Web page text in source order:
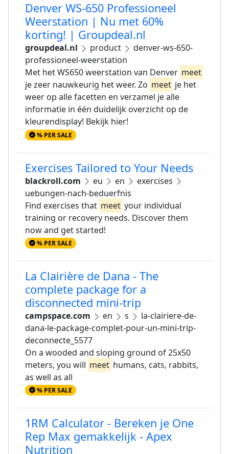
Denver WS-650 Professioneel
Weerstation | Nu met 60%
korting! | Groupdeal.nl
groupdeal.nl product
denver-ws-650-
professioneel-weerstation
Met het WS650 weerstation van Denver meet
je zeer nauwkeurig het weer. Zo meet je het
weer op alle facetten en verzamel je alle
informatie in één duidelijk overzicht op de
kleurendisplay! Bekijk hier!
% PER SALE
Exercises Tailored to Your Needs
blackroll.com eu en
exercises
uebungen-nach-beduerfnis
Find exercises that meet your individual
training or recovery needs. Discover them
now and get started!
% PER SALE
La Clairière de Dana - The
complete package for a
disconnected mini-trip
campspace.com en s
la-clairiere-de-
dana-le-package-complet-pour-un-mini-trip-
deconnecte_5577
On a wooded and sloping ground of 25x50
meters, you will meet humans, cats, rabbits,
as well as all
% PER SALE
1RM Calculator - Bereken je One
Rep Max gemakkelijk - Apex
Nutrition